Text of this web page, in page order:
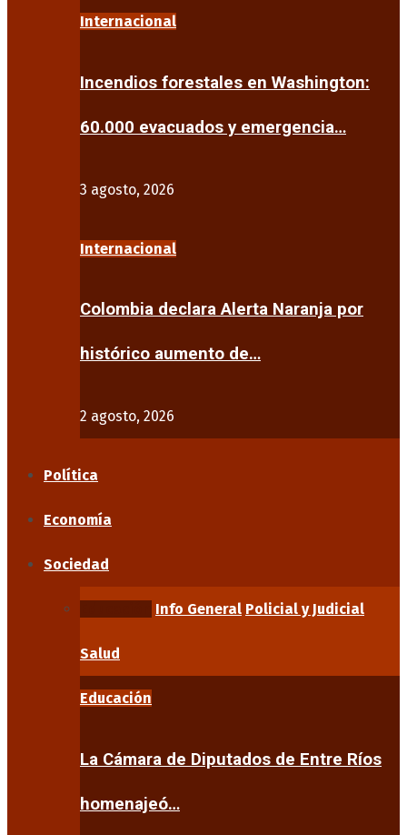
Internacional
Incendios forestales en Washington:
60.000 evacuados y emergencia…
3 agosto, 2026
Internacional
Colombia declara Alerta Naranja por
histórico aumento de…
2 agosto, 2026
Política
Economía
Sociedad
Info General Policial y Judicial
Salud
Educación
La Cámara de Diputados de Entre Ríos
homenajeó…